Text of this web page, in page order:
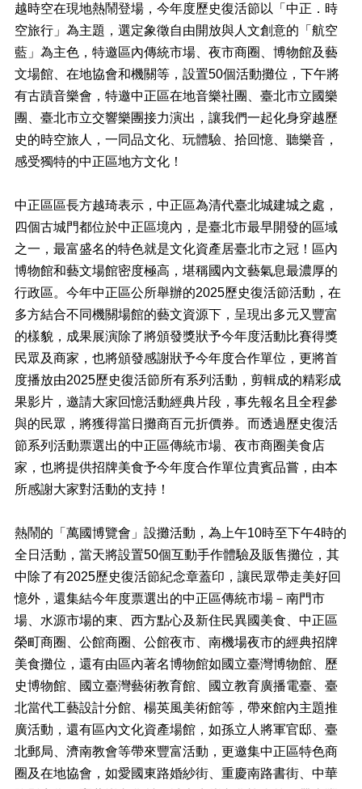
府
資
訊
公
開
放
資
料
防
救
災
資
訊
(Disaster
prevention
and
response)
觀
光
休
閒
網
相
檔
案
下
載
申
請
案
件
反
映
管
道
越時空在現地熱鬧登場，今年度歷史復活節以「中正．時
空旅行」為主題，選定象徵自由開放與人文創意的「航空
藍」為主色，特邀區內傳統市場、夜市商圈、博物館及藝
文場館、在地協會和機關等，設置50個活動攤位，下午將
有古蹟音樂會，特邀中正區在地音樂社團、臺北市立國樂
團、臺北市立交響樂團接力演出，讓我們一起化身穿越歷
史的時空旅人，一同品文化、玩體驗、拾回憶、聽樂音，
感受獨特的中正區地方文化！
中正區區長方越琦表示，中正區為清代臺北城建城之處，
四個古城門都位於中正區境內，是臺北市最早開發的區域
之一，最富盛名的特色就是文化資產居臺北市之冠！區內
博物館和藝文場館密度極高，堪稱國內文藝氣息最濃厚的
行政區。今年中正區公所舉辦的2025歷史復活節活動，在
多方結合不同機關場館的藝文資源下，呈現出多元又豐富
的樣貌，成果展演除了將頒發獎狀予今年度活動比賽得獎
民眾及商家，也將頒發感謝狀予今年度合作單位，更將首
度播放由2025歷史復活節所有系列活動，剪輯成的精彩成
果影片，邀請大家回憶活動經典片段，事先報名且全程參
與的民眾，將獲得當日攤商百元折價券。而透過歷史復活
節系列活動票選出的中正區傳統市場、夜市商圈美食店
家，也將提供招牌美食予今年度合作單位貴賓品嘗，由本
所感謝大家對活動的支持！
熱鬧的「萬國博覽會」設攤活動，為上午10時至下午4時的
全日活動，當天將設置50個互動手作體驗及販售攤位，其
中除了有2025歷史復活節紀念章蓋印，讓民眾帶走美好回
憶外，還集結今年度票選出的中正區傳統市場－南門市
場、水源市場的東、西方點心及新住民異國美食、中正區
榮町商圈、公館商圈、公館夜市、南機場夜市的經典招牌
美食攤位，還有由區內著名博物館如國立臺灣博物館、歷
史博物館、國立臺灣藝術教育館、國立教育廣播電臺、臺
北當代工藝設計分館、楊英風美術館等，帶來館內主題推
廣活動，還有區內文化資產場館，如孫立人將軍官邸、臺
北郵局、濟南教會等帶來豐富活動，更邀集中正區特色商
圈及在地協會，如愛國東路婚紗街、重慶南路書街、中華